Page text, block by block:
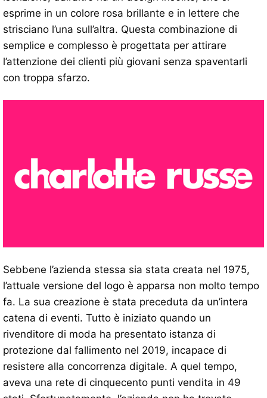
esprime in un colore rosa brillante e in lettere che
strisciano l’una sull’altra. Questa combinazione di
semplice e complesso è progettata per attirare
l’attenzione dei clienti più giovani senza spaventarli
con troppa sfarzo.
Sebbene l’azienda stessa sia stata creata nel 1975,
l’attuale versione del logo è apparsa non molto tempo
fa. La sua creazione è stata preceduta da un’intera
catena di eventi. Tutto è iniziato quando un
rivenditore di moda ha presentato istanza di
protezione dal fallimento nel 2019, incapace di
resistere alla concorrenza digitale. A quel tempo,
aveva una rete di cinquecento punti vendita in 49